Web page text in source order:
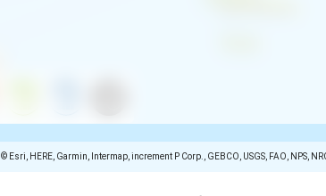
© Esri, HERE, Garmin, Intermap, increment P Corp., GEBCO, USGS, FAO, NPS,